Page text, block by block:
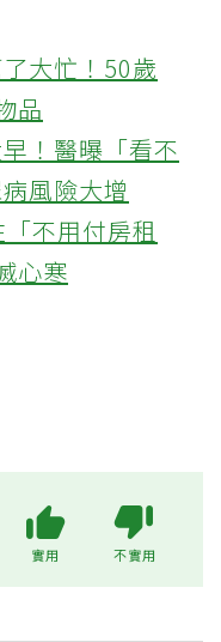
大忙！50歲
品
！醫曝「看不
風險大增
不用付房租
心寒
實用 不實用